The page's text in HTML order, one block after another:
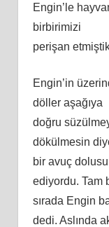
Engin’le
birbirimizi
perişan
Engin’in
döller aşağıya
doğru
dökülmesin
bir avuç
ediyordu. Tam
sırada Engin
dedi. Aslında